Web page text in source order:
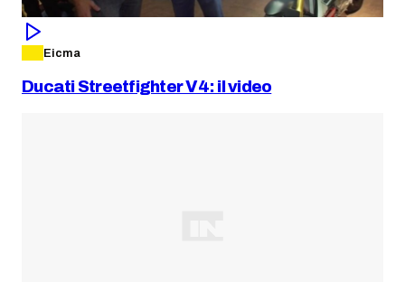
Eicma
Ducati Streetfighter V4: il video